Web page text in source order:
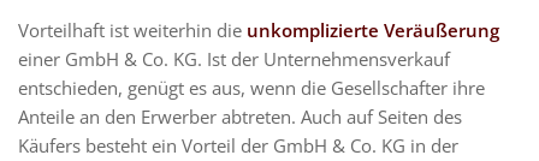
Vorteilhaft ist weiterhin die unkomplizierte Veräußerung
einer GmbH & Co. KG. Ist der Unternehmensverkauf
entschieden, genügt es aus, wenn die Gesellschafter ihre
Anteile an den Erwerber abtreten. Auch auf Seiten des
Käufers besteht ein Vorteil der GmbH & Co. KG in der